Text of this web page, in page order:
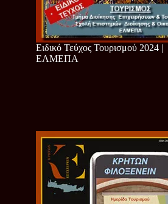
Ειδικό Τεύχος Τουρισμού 2024 |
ΕΛΜΕΠΑ